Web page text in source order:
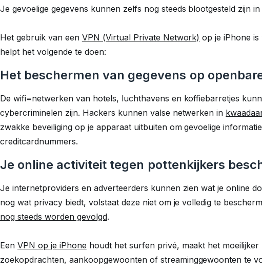
Je gevoelige gegevens kunnen zelfs nog steeds blootgesteld zijn
Het gebruik van een VPN (Virtual Private Network) op je iPhone is
helpt het volgende te doen:
Het beschermen van gegevens op
De wifi=netwerken van hotels, luchthavens en koffiebarretjes
cybercriminelen zijn. Hackers kunnen valse netwerken in
zwakke beveiliging op je apparaat uitbuiten om gevoelige
creditcardnummers.
Je online activiteit tegen pottenkijkers
Je internetproviders en adverteerders kunnen zien wat je online
nog wat privacy biedt, volstaat deze niet om je volledig te
nog steeds worden gevolgd.
Een VPN op je iPhone houdt het surfen privé, maakt het
zoekopdrachten, aankoopgewoonten of streaminggewoonten te